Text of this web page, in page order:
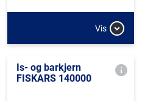
Vis
Is- og barkjern
FISKARS 140000